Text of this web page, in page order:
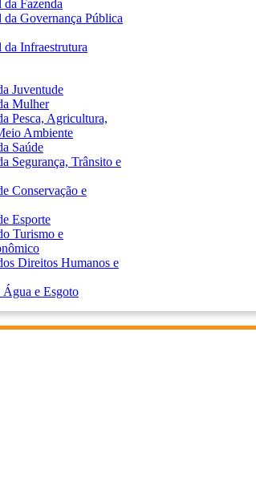
Fazenda
Governança Pública
Infraestrutura
Juventude
Mulher
Pesca, Agricultura,
Ambiente
Saúde
Segurança, Trânsito e
Conservação e
Esporte
Turismo e
Direitos Humanos e
e Esgoto